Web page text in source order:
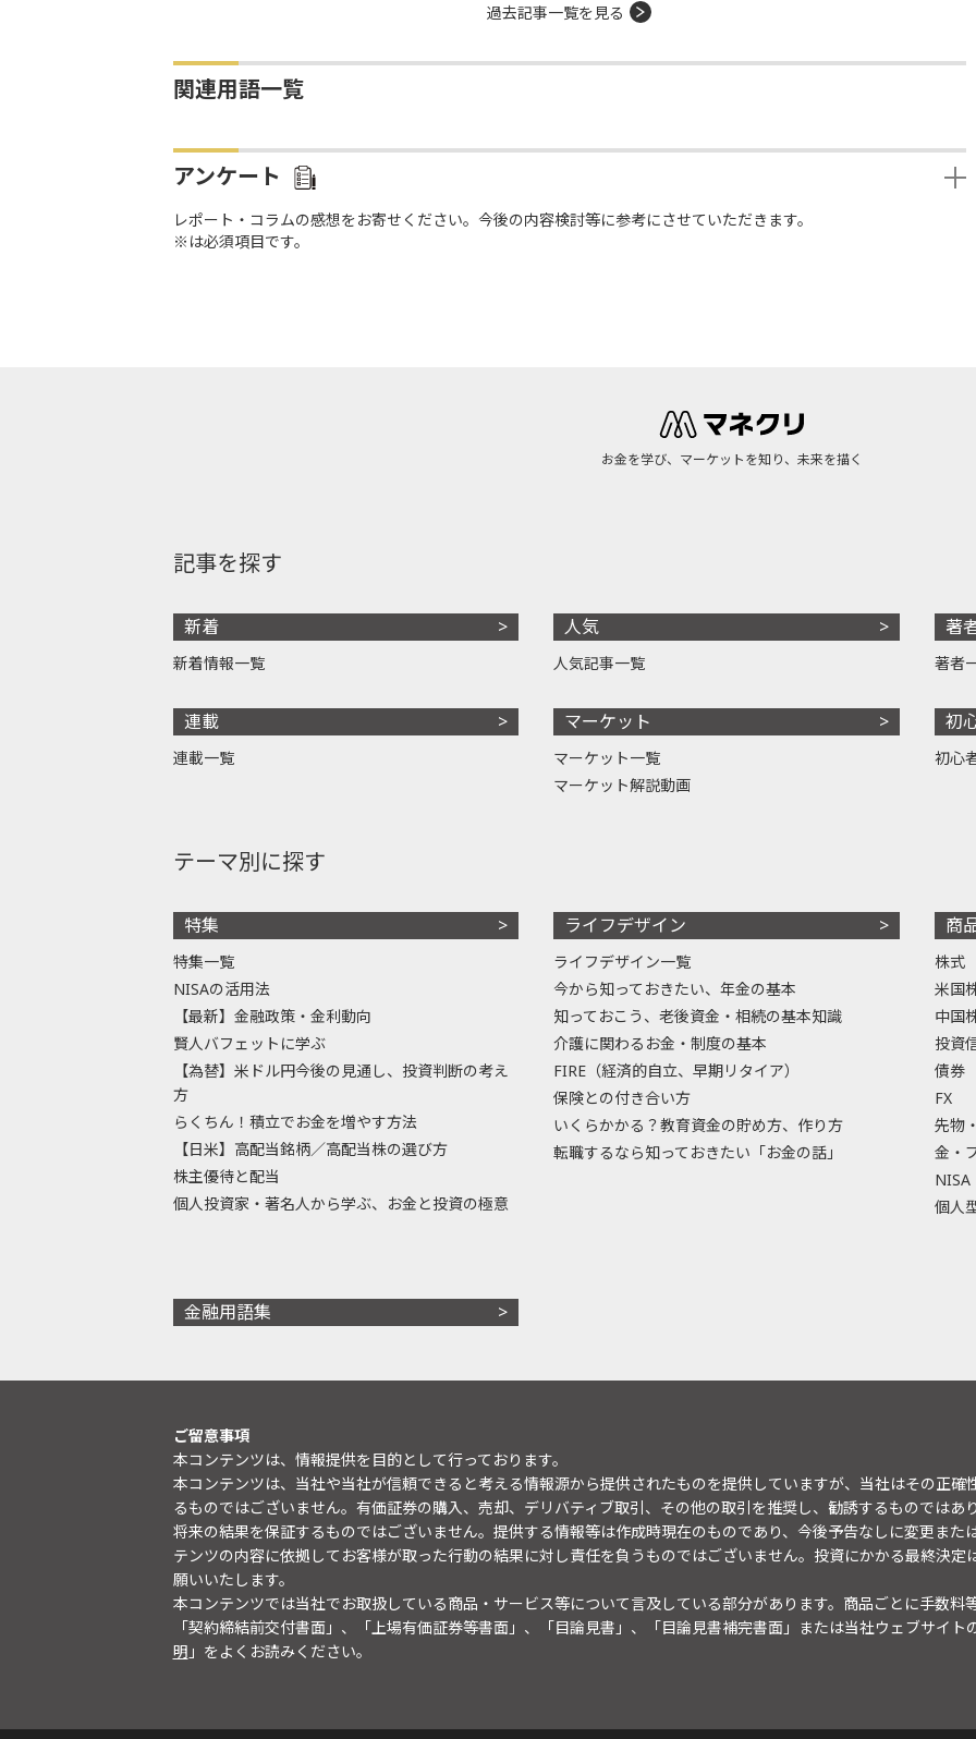
過去記事一覧を見る
関連用語一覧
アンケート
レポート・コラムの感想をお寄せください。今後の内容検討等に参考にさせていただきます。
※は必須項目です。
お金を学び、マーケットを知り、未来を描く
記事を探す
新着
新着情報一覧
連載
連載一覧
人気
人気記事一覧
マーケット
マーケット一覧
マーケット解説動画
著
著者
初
初心
テーマ別に探す
特集
特集一覧
NISAの活用法
【最新】金融政策・金利動向
賢人バフェットに学ぶ
【為替】米ドル円今後の見通し、投資判断の考え
方
らくちん！積立でお金を増やす方法
【日米】高配当銘柄／高配当株の選び方
株主優待と配当
個人投資家・著名人から学ぶ、お金と投資の極意
ライフデザイン
ライフデザイン一覧
今から知っておきたい、年金の基本
知っておこう、老後資金・相続の基本知識
介護に関わるお金・制度の基本
FIRE（経済的自立、早期リタイア）
保険との付き合い方
いくらかかる？教育資金の貯め方、作り方
転職するなら知っておきたい「お金の話」
商
株式
米国
中国
投資
債券
FX
先物
金・
NISA
個人
金融用語集
ご留意事項
本コンテンツは、情報提供を目的として行っております。
本コンテンツは、当社や当社が信頼できると考える情報源から提供されたものを提供していますが、当社はその正
るものではございません。有価証券の購入、売却、デリバティブ取引、その他の取引を推奨し、勧誘するものではあ
将来の結果を保証するものではございません。提供する情報等は作成時現在のものであり、今後予告なしに変更また
テンツの内容に依拠してお客様が取った行動の結果に対し責任を負うものではございません。投資にかかる最終決
願いいたします。
本コンテンツでは当社でお取扱している商品・サービス等について言及している部分があります。商品ごとに手数料
「契約締結前交付書面」、「上場有価証券等書面」、「目論見書」、「目論見書補完書面」または当社ウェブサイト
明 」をよくお読みください。